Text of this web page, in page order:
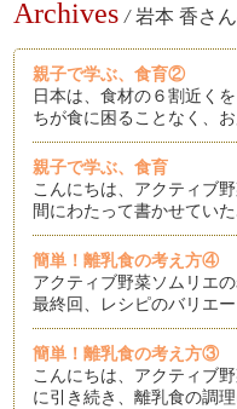
Archives / 岩本 香さ
親子で学ぶ、食育②
日本は、食材の６割近く
ちが食に困ることなく、
親子で学ぶ、食育
こんにちは、アクティ
間にわたって書かせてい
簡単！離乳食の考え方④
アクティブ野菜ソムリエ
最終回、レシピのバリエ
簡単！離乳食の考え方③
こんにちは、アクティ
に引き続き、離乳食の調